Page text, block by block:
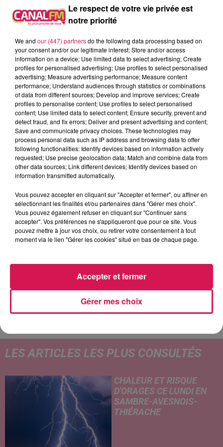
À L'ANTENNE
12h00 - 22h00
Les hits de Canal FM
14h20
14h20 14h17
14h17
SOUND OF LEGEND
San Francisco
14h14
14h14
LES ARTICLES LES PLUS CONSULTÉS
CHALEUR ET RISQUE
D'ORAGES CE LUNDI EN
SAMBRE-AVESNOIS-
THIÉRACHE
Le respect de votre vie privée est
notre priorité
We and our (447) partnersdo the following data processing based on
your consent and/or our legitimate interest: Store and/or access
information on a device; Use limited data to select advertising; Create
profiles for personalised advertising; Use profiles to select personalised
advertising; Measure advertising performance; Measure content
performance; Understand audiences through statistics or combinations
of data from different sources; Develop and improve services; Create
profiles to personalise content; Use profiles to select personalised
content; Use limited data to select content; Ensure security, prevent and
detect fraud, and fix errors; Deliver and present advertising and content;
Save and communicate privacy choices. These technologies may
process personal data such as IP address and browsing data to offer
following functionalities: Identify devices based on information actively
requested; Use precise geolocation data; Match and combine data from
other data sources; Link different devices; Identify devices based on
information transmitted automatically.
Vous pouvez accepter en cliquant sur "Accepter et fermer", ou affiner en
sélectionnant les finalités et/ou partenaires dans "Gérer mes choix".
Vous pouvez également refuser en cliquant sur "Continuer sans
accepter". Vos préférences ne s'appliqueront que pour ce site. Vous
pouvez mettre à jour vos choix, ou retirer votre consentement à tout
moment via le lien "Gérer les cookies" situé en bas de chaque page.
Gérer mes choix
Accepter et fermer